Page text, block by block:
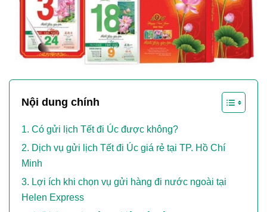
Nội dung chính
Có gửi lịch Tết đi Úc được không?
Dịch vụ gửi lịch Tết đi Úc giá rẻ tại TP. Hồ Chí
Minh
Lợi ích khi chọn vụ gửi hàng đi nước ngoài tại
Helen Express